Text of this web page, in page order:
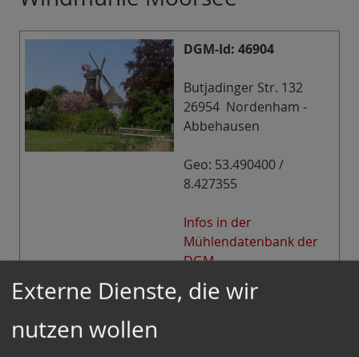
DGM-Id: 46904
Butjadinger Str. 132
26954 Nordenham -
Abbehausen
Geo: 53.490400 /
8.427355
Infos in der
Mühlendatenbank der
DGM
Infos
Dreistöckiger Galerieholländer (1954/1904) mit
doppelter Windrose, je 1 Segel- und 1
Externe Dienste, die wir
nutzen wollen